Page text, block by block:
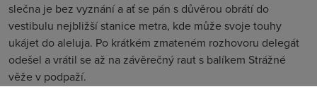
slečna je bez vyznání a ať se pán s důvěrou obrátí do
vestibulu nejbližší stanice metra, kde může svoje touhy
ukájet do aleluja. Po krátkém zmateném rozhovoru delegát
odešel a vrátil se až na závěrečný raut s balíkem Strážné
věže v podpaží.